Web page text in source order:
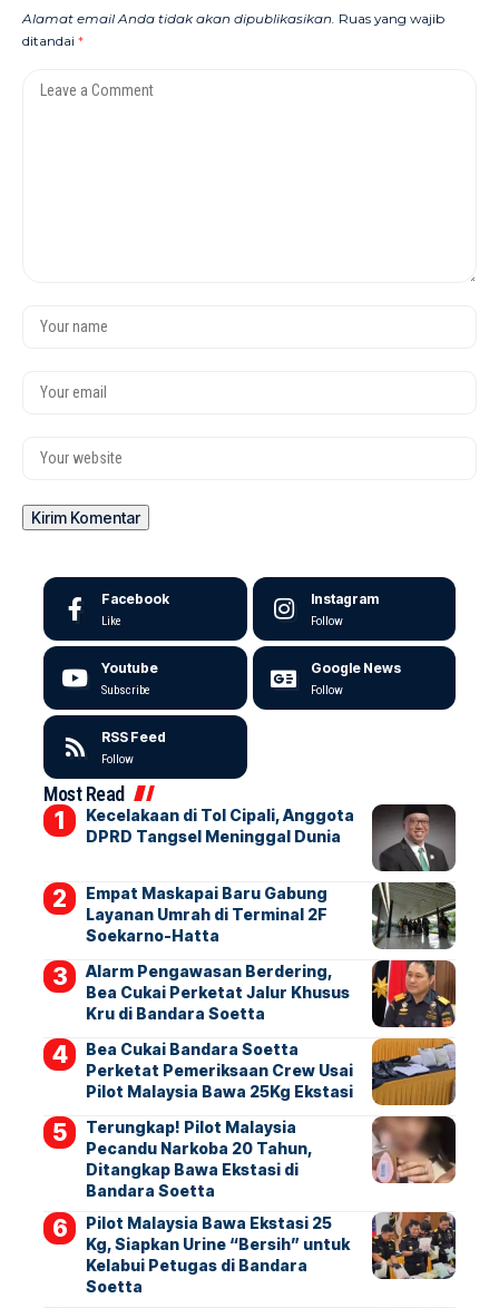
Alamat email Anda tidak akan dipublikasikan. Ruas yang wajib
ditandai *
Facebook
Like
Instagram
Follow
Youtube
Subscribe
Google News
Follow
RSS Feed
Follow
Most Read
Kecelakaan di Tol Cipali, Anggota
DPRD Tangsel Meninggal Dunia
Empat Maskapai Baru Gabung
Layanan Umrah di Terminal 2F
Soekarno-Hatta
Alarm Pengawasan Berdering,
Bea Cukai Perketat Jalur Khusus
Kru di Bandara Soetta
Bea Cukai Bandara Soetta
Perketat Pemeriksaan Crew Usai
Pilot Malaysia Bawa 25Kg Ekstasi
Terungkap! Pilot Malaysia
Pecandu Narkoba 20 Tahun,
Ditangkap Bawa Ekstasi di
Bandara Soetta
Pilot Malaysia Bawa Ekstasi 25
Kg, Siapkan Urine “Bersih” untuk
Kelabui Petugas di Bandara
Soetta